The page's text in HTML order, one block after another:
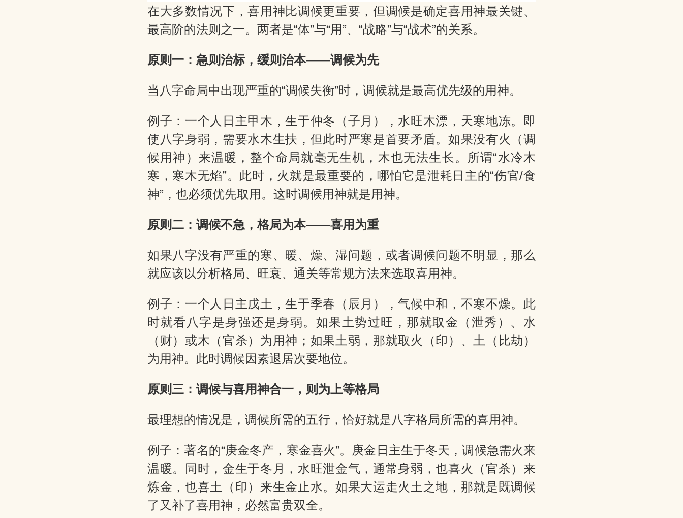
在大多数情况下，喜用神比调候更重要，但调候是确定喜用神最关键、
最高阶的法则之一。两者是“体”与“用”、“战略”与“战术”的关系。
原则一：急则治标，缓则治本——调候为先
当八字命局中出现严重的“调候失衡”时，调候就是最高优先级的用神。
例子：一个人日主甲木，生于仲冬（子月），水旺木漂，天寒地冻。即
使八字身弱，需要水木生扶，但此时严寒是首要矛盾。如果没有火（调
候用神）来温暖，整个命局就毫无生机，木也无法生长。所谓“水冷木
寒，寒木无焰”。此时，火就是最重要的，哪怕它是泄耗日主的“伤官/食
神”，也必须优先取用。这时调候用神就是用神。
原则二：调候不急，格局为本——喜用为重
如果八字没有严重的寒、暖、燥、湿问题，或者调候问题不明显，那么
就应该以分析格局、旺衰、通关等常规方法来选取喜用神。
例子：一个人日主戊土，生于季春（辰月），气候中和，不寒不燥。此
时就看八字是身强还是身弱。如果土势过旺，那就取金（泄秀）、水
（财）或木（官杀）为用神；如果土弱，那就取火（印）、土（比劫）
为用神。此时调候因素退居次要地位。
原则三：调候与喜用神合一，则为上等格局
最理想的情况是，调候所需的五行，恰好就是八字格局所需的喜用神。
例子：著名的“庚金冬产，寒金喜火”。庚金日主生于冬天，调候急需火来
温暖。同时，金生于冬月，水旺泄金气，通常身弱，也喜火（官杀）来
炼金，也喜土（印）来生金止水。如果大运走火土之地，那就是既调候
了又补了喜用神，必然富贵双全。